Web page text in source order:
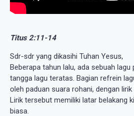
Titus 2:11-14
Sdr-sdr yang dikasihi Tuhan Yesus,
Beberapa tahun lalu, ada sebuah lagu
tangga lagu teratas. Bagian refrein
oleh paduan suara rohani, dengan lirik
Lirik tersebut memiliki latar belakang
biasa.